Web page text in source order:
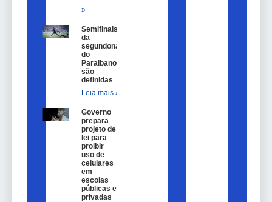
»
Semifinais
da
segundona
do
Paraibano
são
definidas
Leia mais »
Governo
prepara
projeto de
lei para
proibir
uso de
celulares
em
escolas
públicas e
privadas